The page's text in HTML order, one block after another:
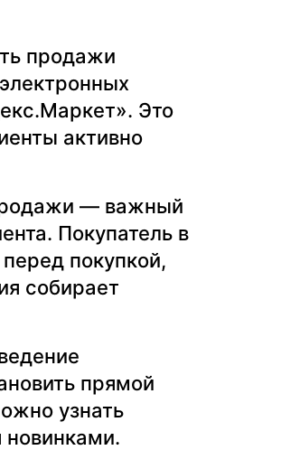
продажи
Это
активно
— важный
Покупатель в
покупкой,
собирает
прямой
узнать
новинками.